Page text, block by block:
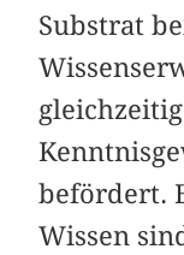
Substrat
befördert.
Wissen